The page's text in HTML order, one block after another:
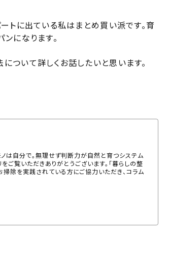
トに出ている私はまとめ買い派です。育
になります。
ついて詳しくお話したいと思います。
は自分で。無理せず判断力が自然と育つシステム
ご覧いただきありがとうございます。「暮らしの整
掃除を実践されている方にご協力いただき、コラム